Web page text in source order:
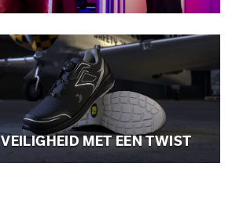
VEILIGHEID MET EEN TWIST